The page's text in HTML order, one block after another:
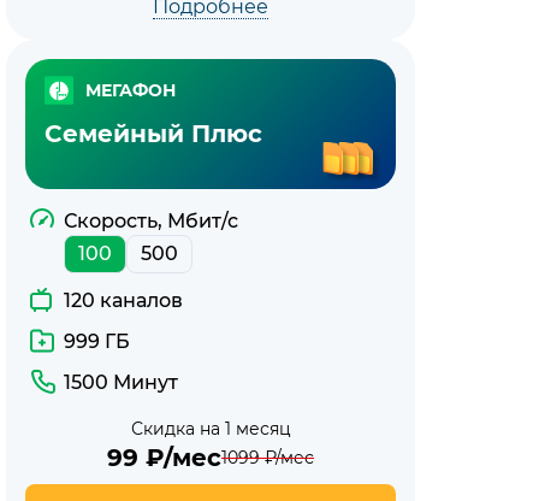
Подробнее
МЕГАФОН
Семейный Плюс
Скорость, Мбит/с
100
500
120 каналов
999 ГБ
1500 Минут
Скидка на 1 месяц
99 ₽/мес1099₽/мес